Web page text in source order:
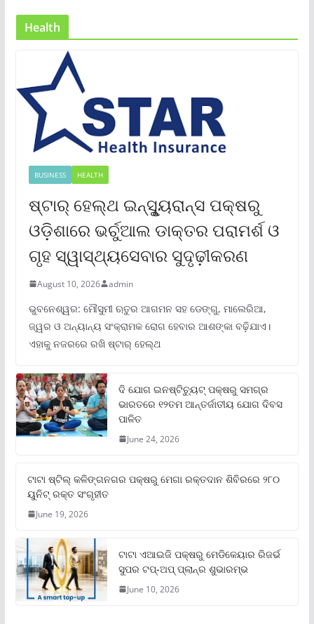
Health
BUSINESS HEALTH
ଷ୍ଟାର୍ ହେଲ୍‌ଥ ଇନ୍‌ସୁୃ୍ୟରାନ୍ସ ପକ୍ଷରୁ
ଓଡ଼ିଶାରେ ଭର୍ଚୁଆଲ ଡାକ୍ତର ପରାମର୍ଶ ଓ
ଗୃହ ସ୍ୱାସ୍ଥ୍ୟସେବାର ସୁଦୃଢ଼ୀକରଣ
August 10, 2026 admin
ଭୁବନେଶ୍ୱର: ମୌସୁମୀ ଋତୁର ଆଗମନ ସହ ଡେଙ୍ଗୁ, ମାଲେରିଆ,
ଜ୍ୱର ଓ ଅନ୍ୟାନ୍ୟ ସଂକ୍ରାମକ ରୋଗ ହେବାର ଆଶଙ୍କା ବଢ଼ିଯାଏ।
ଏହାକୁ ନଜରରେ ରଖି ଷ୍ଟାର୍ ହେଲ୍‌ଥ
ଦି ଯୋଗ ଇନଷ୍ଟିଚ୍ୟୁଟ୍ ପକ୍ଷରୁ ସମଗ୍ର
ଭାରତରେ ୧୨ତମ ଆନ୍ତର୍ଜାତୀୟ ଯୋଗ ଦିବସ
ପାଳିତ
June 24, 2026
ଟାଟା ଷ୍ଟିଲ୍‌ କଳିଙ୍ଗନଗର ପକ୍ଷରୁ ମେଗା ରକ୍ତଦାନ ଶିବିରରେ ୨୮୦
ୟୁନିଟ୍‌ ରକ୍ତ ସଂଗୃହୀତ
June 19, 2026
ଟାଟା ଏଆଇଜି ପକ୍ଷରୁ ମେଡିକେୟାର ରିଜର୍ଭ
ସୁପର ଟପ୍‌-ଅପ୍ ପ୍ଲାନ୍‌ର ଶୁଭାରମ୍ଭ
June 10, 2026